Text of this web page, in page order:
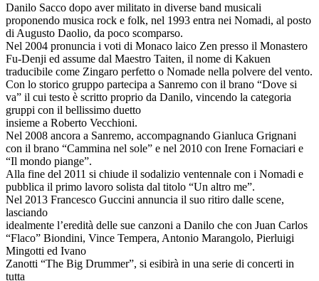
Danilo Sacco dopo aver militato in diverse band musicali
proponendo musica rock e folk, nel 1993 entra nei Nomadi, al posto
di Augusto Daolio, da poco scomparso.
Nel 2004 pronuncia i voti di Monaco laico Zen presso il Monastero
Fu-Denji ed assume dal Maestro Taiten, il nome di Kakuen
traducibile come Zingaro perfetto o Nomade nella polvere del vento.
Con lo storico gruppo partecipa a Sanremo con il brano “Dove si
va” il cui testo è scritto proprio da Danilo, vincendo la categoria
gruppi con il bellissimo duetto
insieme a Roberto Vecchioni.
Nel 2008 ancora a Sanremo, accompagnando Gianluca Grignani
con il brano “Cammina nel sole” e nel 2010 con Irene Fornaciari e
“Il mondo piange”.
Alla fine del 2011 si chiude il sodalizio ventennale con i Nomadi e
pubblica il primo lavoro solista dal titolo “Un altro me”.
Nel 2013 Francesco Guccini annuncia il suo ritiro dalle scene,
lasciando
idealmente l’eredità delle sue canzoni a Danilo che con Juan Carlos
“Flaco” Biondini, Vince Tempera, Antonio Marangolo, Pierluigi
Mingotti ed Ivano
Zanotti “The Big Drummer”, si esibirà in una serie di concerti in
tutta